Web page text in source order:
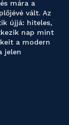
mára a
vált. Az
újjá: hiteles,
nap mint
a modern
jelen